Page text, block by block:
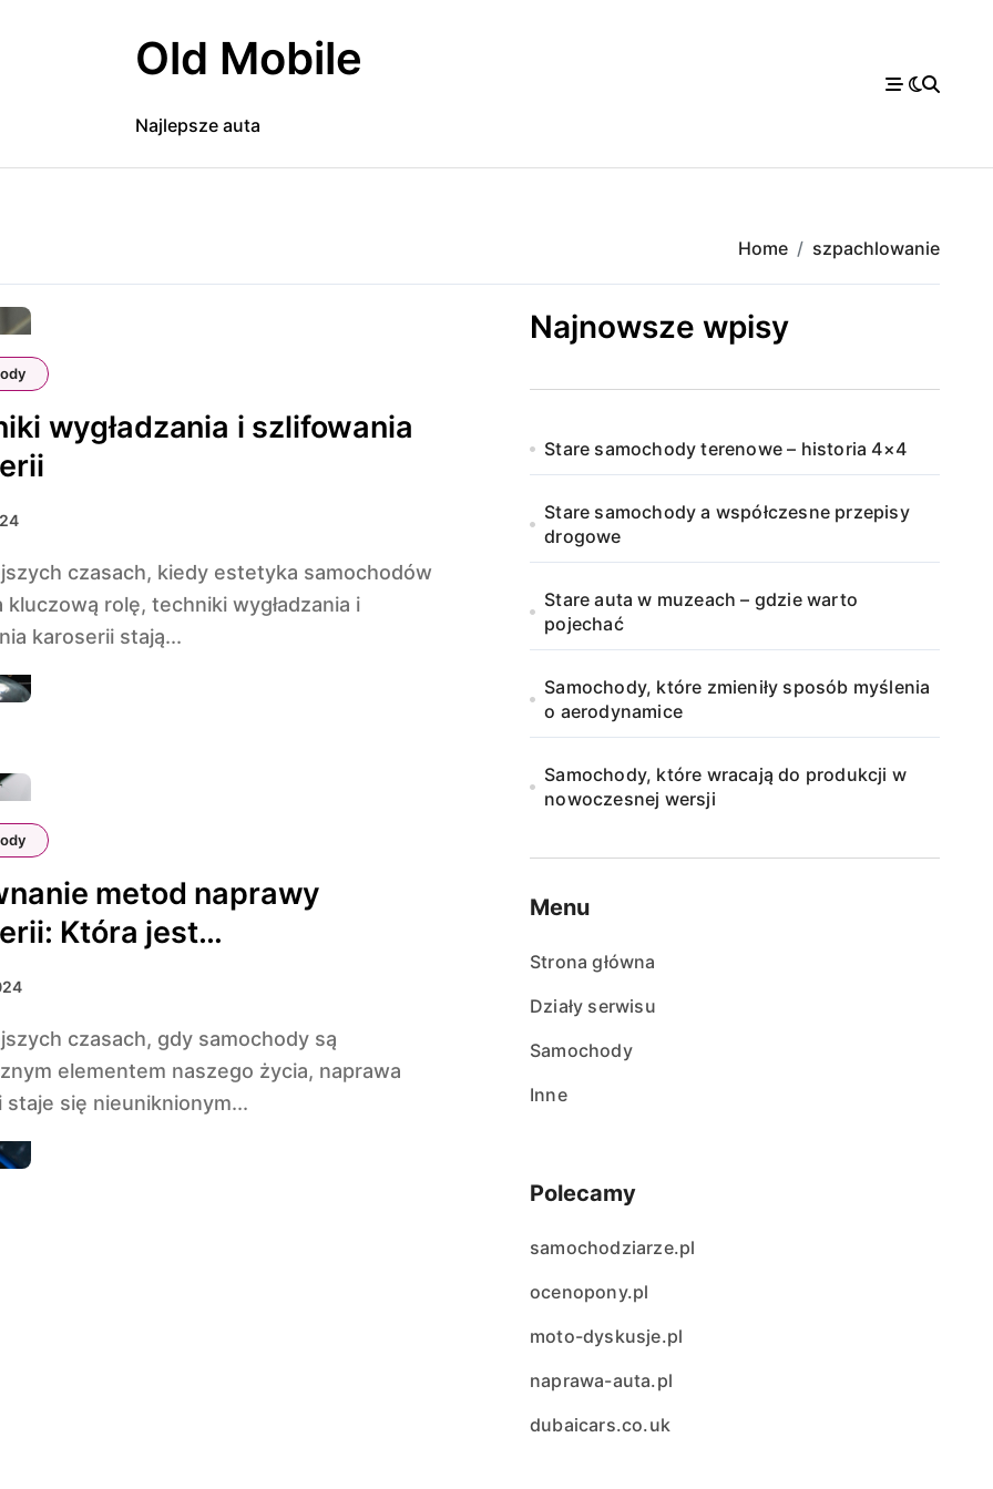
Old Mobile
Najlepsze auta
Home szpachlowanie
wygładzania i szlifowania
kluczową rolę, techniki wygładzania i
karoserii stają...
metod naprawy
Która jest
elementem naszego życia, naprawa
staje się nieuniknionym...
Najnowsze wpisy
Stare samochody terenowe – historia 4×4
Stare samochody a współczesne przepisy
drogowe
Stare auta w muzeach – gdzie warto
pojechać
Samochody, które zmieniły sposób myślenia
o aerodynamice
Samochody, które wracają do produkcji w
nowoczesnej wersji
Menu
Strona główna
Działy serwisu
Samochody
Inne
Polecamy
samochodziarze.pl
ocenopony.pl
moto-dyskusje.pl
naprawa-auta.pl
dubaicars.co.uk